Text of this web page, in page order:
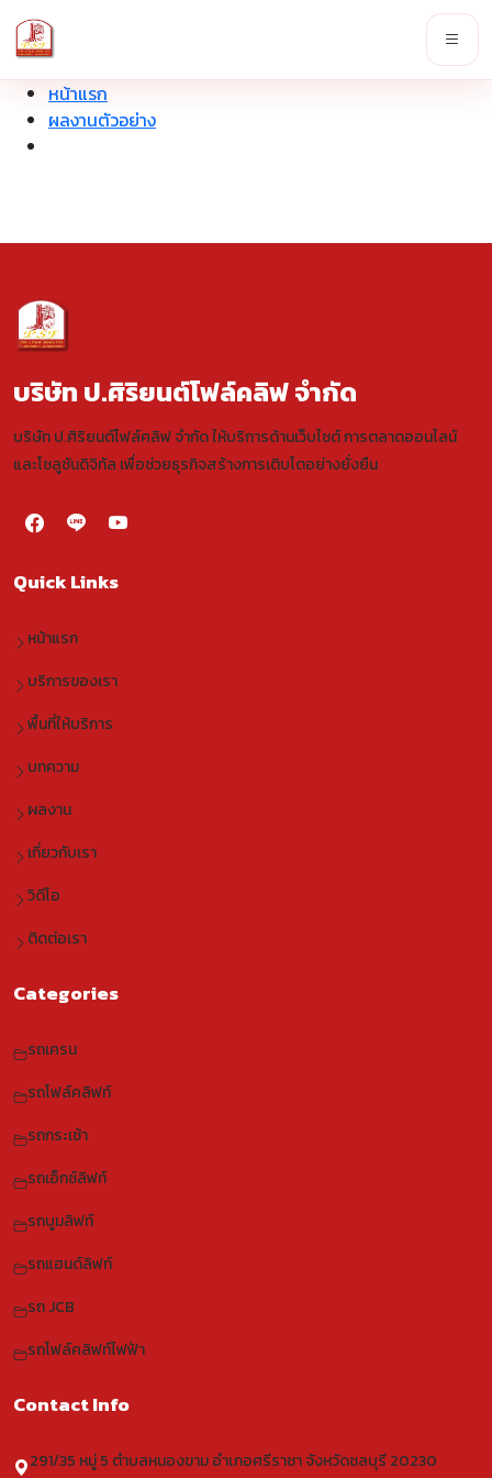
หน้าแรก
ผลงานตัวอย่าง
บริษัท ป.ศิริยนต์โฟล์คลิฟ จำกัด
บริษัท ป.ศิริยนต์โฟล์คลิฟ จำกัด ให้บริการด้านเว็บไซต์ การตลาดออนไลน์
และโซลูชันดิจิทัล เพื่อช่วยธุรกิจสร้างการเติบโตอย่างยั่งยืน
Quick Links
หน้าแรก
บริการของเรา
พื้นที่ให้บริการ
บทความ
ผลงาน
เกี่ยวกับเรา
วิดีโอ
ติดต่อเรา
Categories
รถเครน
รถโฟล์คลิฟท์
รถกระเช้า
รถเอ็กซ์ลิฟท์
รถบูมลิฟท์
รถแฮนด์ลิฟท์
รถ JCB
รถโฟล์คลิฟท์ไฟฟ้า
Contact Info
291/35 หมู่ 5 ตำบลหนองขาม อำเภอศรีราชา จังหวัดชลบุรี 20230